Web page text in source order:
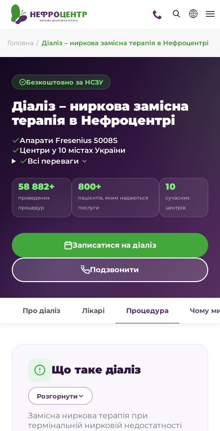
Головна Діаліз – ниркова замісна терапія в Нефроцентрі
Безкоштовно за НСЗУ
Діаліз – ниркова замісна
терапія в Нефроцентрі
Апарати Fresenius 5008S
Центри у 10 містах України
Всі переваги
58 882+
проведених
процедур
800+
пацієнтів, яким надаються
послуги
10
сучасних
центрів
Записатися на діаліз
Подзвонити
Про діаліз Лікарі Процедура Чому
Що таке діаліз
Розгорнути
Замісна ниркова терапія при
термінальній нирковій недостатності